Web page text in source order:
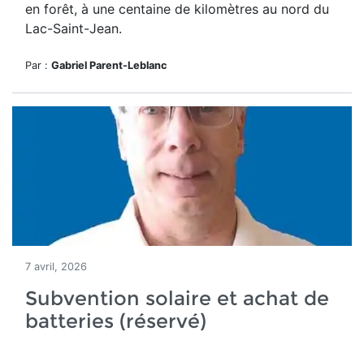
en forêt, à une centaine de kilomètres au nord du
Lac-Saint-Jean.
Par : Gabriel Parent-Leblanc
7 avril, 2026
Subvention solaire et achat de
batteries (réservé)